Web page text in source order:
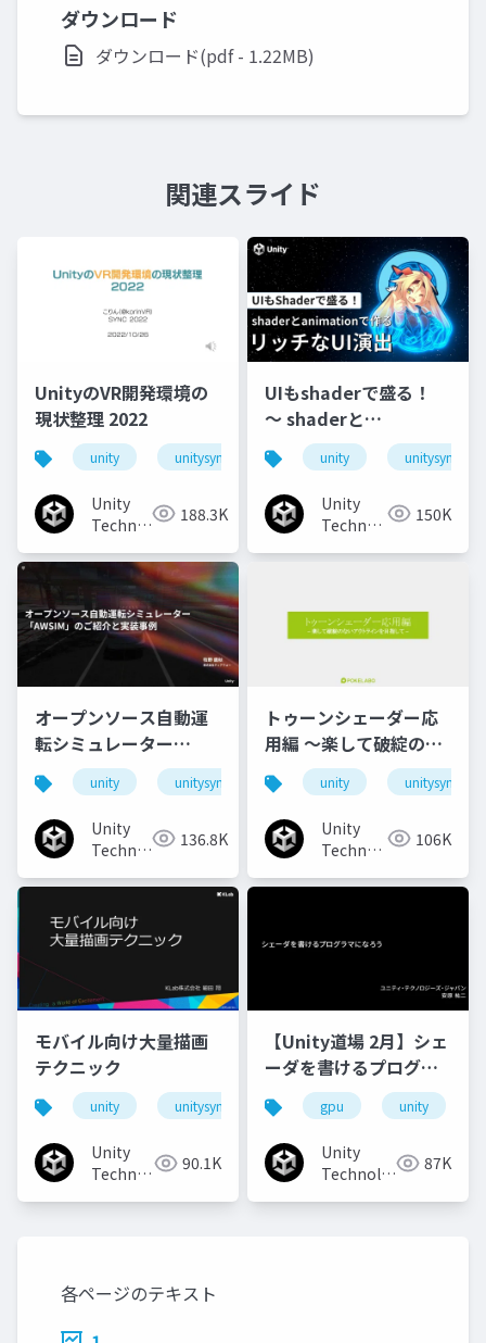
ダウンロード
ダウンロード(pdf - 1.22MB)
関連スライド
UnityのVR開発環境の
現状整理 2022
unity unitysync
Unity
Technologies188.3K
UIもshaderで盛る！
〜 shaderと
animationで作るリッ
チなUI演出
unity unitysync
Unity
Technologies150K
オープンソース自動運
転シミュレーター
「AWSIM」のご紹介と
実装事例
unity unitysync
Unity
Technologies136.8K
トゥーンシェーダー応
用編 ～楽して破綻のな
いアウトラインを目指
して～
unity unitysync
Unity
Technologies106K
モバイル向け大量描画
テクニック
unity unitysync
Unity
Technologies90.1K
【Unity道場 2月】シェ
ーダを書けるプログラ
マになろう
gpu unity
Unity
Technologies 87K
各ページのテキスト